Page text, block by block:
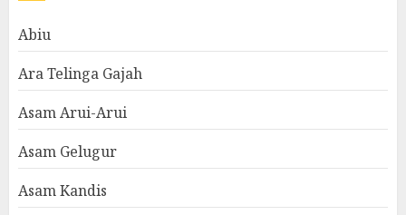
Abiu
Ara Telinga Gajah
Asam Arui-Arui
Asam Gelugur
Asam Kandis